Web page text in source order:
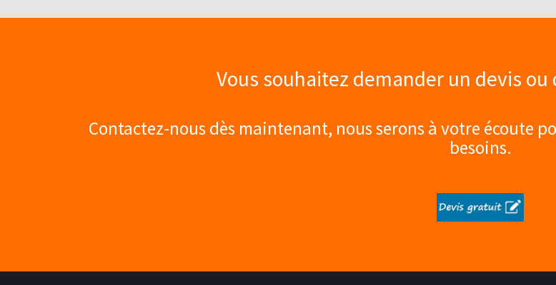
Vous souhaitez demander un devis
Contactez-nous dès maintenant, nous serons à votre écoute
besoins.